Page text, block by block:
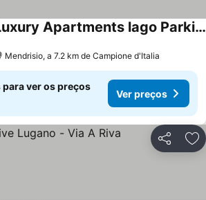
Il Rustico RDA Luxury Apartments lago Parking
Mendrisio, a 7.2 km de Campione d'Italia
para ver os preços
Ver preços
Partilhar